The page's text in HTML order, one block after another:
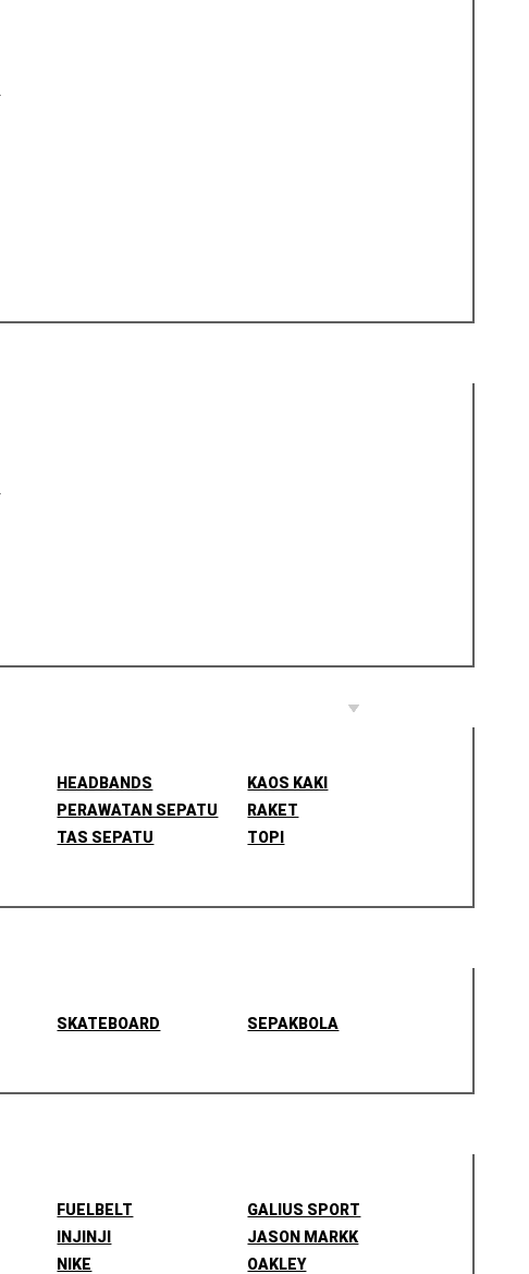
HEADBANDS
KAOS KAKI
PERAWATAN SEPATU
RAKET
TAS SEPATU
TOPI
SKATEBOARD
SEPAKBOLA
FUELBELT
GALIUS SPORT
INJINJI
JASON MARKK
NIKE
OAKLEY